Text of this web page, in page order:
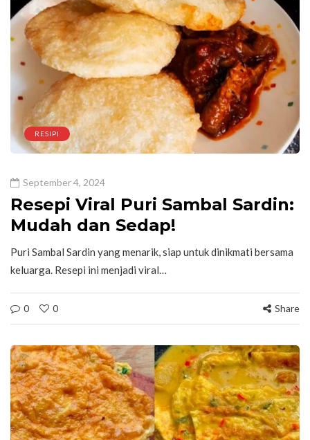
RESIPI
September 4, 2024
Resepi Viral Puri Sambal Sardin:
Mudah dan Sedap!
Puri Sambal Sardin yang menarik, siap untuk dinikmati bersama
keluarga. Resepi ini menjadi viral…
0 0 Share